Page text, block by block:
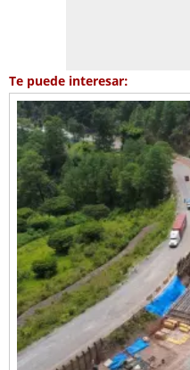
Te puede interesar: